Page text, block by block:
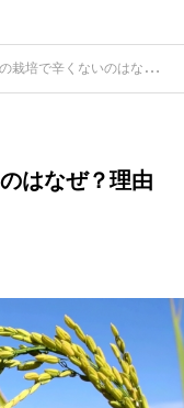
ないのはなぜ？理由と味を引き出す育て方
はなぜ？理由